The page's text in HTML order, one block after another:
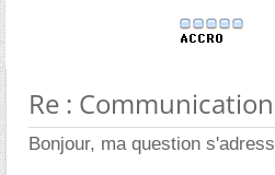
Re :
Bonjour, ma question